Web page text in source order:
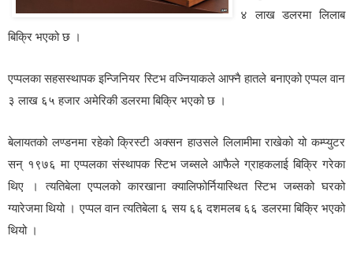
४ लाख डलरमा लिलाब
बिक्रि भएको छ ।
एप्पलका सहसस्थापक इन्जिनियर स्टिभ वज्नियाकले आफ्नै हातले बनाएको एप्पल वान
३ लाख ६५ हजार अमेरिकी डलरमा बिक्रि भएको छ ।
बेलायतको लण्डनमा रहेको क्रिस्टी अक्सन हाउसले लिलामीमा राखेको यो कम्प्युटर
सन् १९७६ मा एप्पलका संस्थापक स्टिभ जब्सले आफैले ग्राहकलाई बिक्रि गरेका
थिए । त्यतिबेला एप्पलको कारखाना क्यालिफोर्नियास्थित स्टिभ जब्सको घरको
ग्यारेजमा थियो । एप्पल वान त्यतिबेला ६ सय ६६ दशमलब ६६ डलरमा बिक्रि भएको
थियो ।